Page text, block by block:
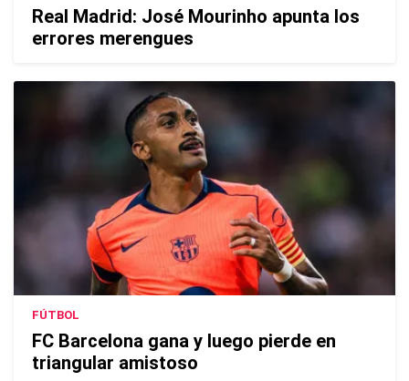
Real Madrid: José Mourinho apunta los
errores merengues
FÚTBOL
FC Barcelona gana y luego pierde en
triangular amistoso